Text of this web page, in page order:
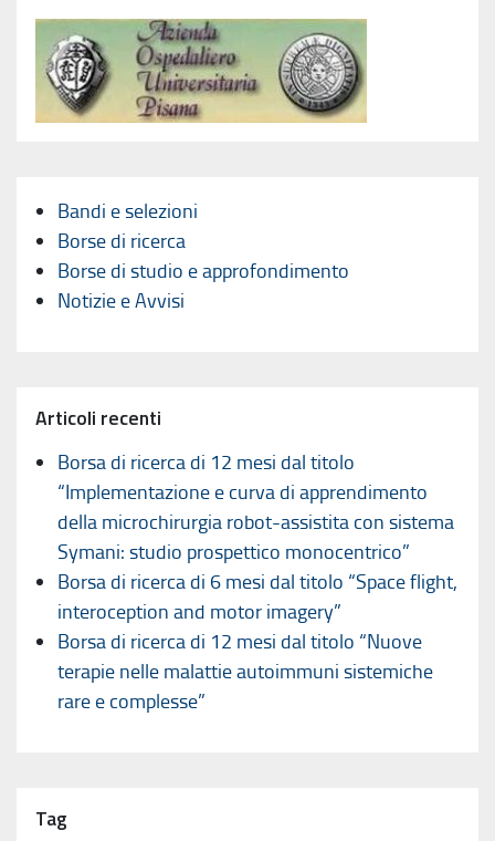
Bandi e selezioni
Borse di ricerca
Borse di studio e approfondimento
Notizie e Avvisi
Articoli recenti
Borsa di ricerca di 12 mesi dal titolo
“Implementazione e curva di apprendimento
della microchirurgia robot-assistita con sistema
Symani: studio prospettico monocentrico”
Borsa di ricerca di 6 mesi dal titolo “Space flight,
interoception and motor imagery”
Borsa di ricerca di 12 mesi dal titolo “Nuove
terapie nelle malattie autoimmuni sistemiche
rare e complesse”
Tag